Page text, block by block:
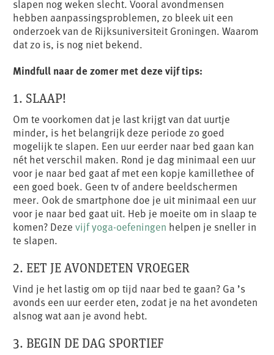
slapen nog weken slecht. Vooral avondmensen
hebben aanpassingsproblemen, zo bleek uit een
onderzoek van de Rijksuniversiteit Groningen. Waarom
dat zo is, is nog niet bekend.
Mindfull naar de zomer met deze vijf tips:
1. SLAAP!
Om te voorkomen dat je last krijgt van dat uurtje
minder, is het belangrijk deze periode zo goed
mogelijk te slapen. Een uur eerder naar bed gaan kan
nét het verschil maken. Rond je dag minimaal een uur
voor je naar bed gaat af met een kopje kamillethee of
een goed boek. Geen tv of andere beeldschermen
meer. Ook de smartphone doe je uit minimaal een uur
voor je naar bed gaat uit. Heb je moeite om in slaap te
komen? Dezevijf yoga-oefeningen helpen je sneller in
te slapen.
2. EET JE AVONDETEN VROEGER
Vind je het lastig om op tijd naar bed te gaan? Ga ’s
avonds een uur eerder eten, zodat je na het avondeten
alsnog wat aan je avond hebt.
3. BEGIN DE DAG SPORTIEF